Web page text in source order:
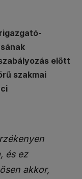
előtt
szakmai
és ez
akkor,